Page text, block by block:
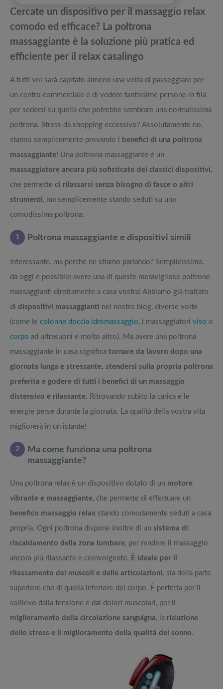
davvero?
Il rituale di salute e bellezza della skincare coreana spiegato facile
Offerte robot aspirapolvere da non perdere nella Black Friday Week
Cercate un dispositivo per il massaggio relax
comodo ed efficace? La poltrona
massaggiante è la soluzione più pratica ed
efficiente per il relax casalingo
A tutti voi sarà capitato almeno una volta di passeggiare per
un centro commerciale e di vedere tantissime persone in fila
per sedersi su quella che potrebbe sembrare una normalissima
poltrona. Stress da shopping eccessivo? Assolutamente no,
stanno semplicemente provando i benefici di una poltrona
massaggiante! Una poltrona massaggiante è un
massaggiatore ancora più sofisticato dei classici dispositivi,
che permette di rilassarsi senza bisogno di fasce o altri
strumenti, ma semplicemente stando seduti su una
comodissima poltrona.
1 Poltrona massaggiante e dispositivi simili
Interessante, ma perché ne stiamo parlando? Semplicissimo,
da oggi è possibile avere una di queste meravigliose poltrone
massaggianti direttamente a casa vostra! Abbiamo già trattato
di dispositivi massaggianti nel nostro blog, diverse volte
(come le colonne doccia idromassaggio, i massaggiatori viso o
corpo ad ultrasuoni e molto altro). Ma avere una poltrona
massaggiante in casa significa tornare da lavoro dopo una
giornata lunga e stressante, stendersi sulla propria poltrona
preferita e godere di tutti i benefici di un massaggio
distensivo e rilassante. Ritrovando subito la carica e le
energie perse durante la giornata. La qualità della vostra vita
migliorerà in un istante!
2
Ma come funziona una poltrona
massaggiante?
Una poltrona relax è un dispositivo dotato di un motore
vibrante e massaggiante, che permette di effettuare un
benefico massaggio relax stando comodamente seduti a casa
propria. Ogni poltrona dispone inoltre di un sistema di
riscaldamento della zona lombare, per rendere il massaggio
ancora più rilassante e coinvolgente. È ideale per il
rilassamento dei muscoli e delle articolazioni, sia della parte
superiore che di quella inferiore del corpo. È perfetta per il
sollievo dalla tensione e dai dolori muscolari, per il
miglioramento della circolazione sanguigna, la riduzione
dello stress e il miglioramento della qualità del sonno.